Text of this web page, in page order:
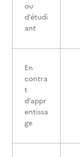
ou
d’étudi
ant
En
contra
t
d’appr
entissa
ge